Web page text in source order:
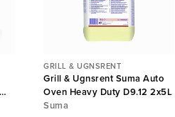
GRILL & UGNSRENT
Grill & Ugnsrent Suma Auto
Oven Heavy Duty D9.12 2x5L
Suma